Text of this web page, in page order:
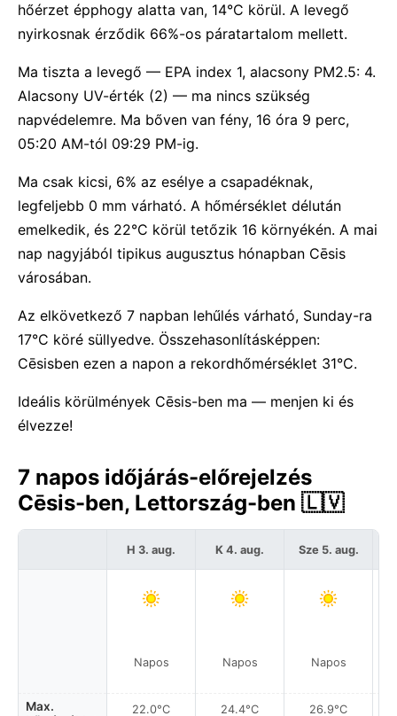
hőérzet épphogy alatta van, 14°C körül. A levegő
nyirkosnak érződik 66%-os páratartalom mellett.
Ma tiszta a levegő — EPA index 1, alacsony PM2.5: 4.
Alacsony UV-érték (2) — ma nincs szükség
napvédelemre. Ma bőven van fény, 16 óra 9 perc,
05:20 AM-tól 09:29 PM-ig.
Ma csak kicsi, 6% az esélye a csapadéknak,
legfeljebb 0 mm várható. A hőmérséklet délután
emelkedik, és 22°C körül tetőzik 16 környékén. A mai
nap nagyjából tipikus augusztus hónapban Cēsis
városában.
Az elkövetkező 7 napban lehűlés várható, Sunday-ra
17°C köré süllyedve. Összehasonlításképpen:
Cēsisben ezen a napon a rekordhőmérséklet 31°C.
Ideális körülmények Cēsis-ben ma — menjen ki és
élvezze!
7 napos időjárás-előrejelzés
Cēsis-ben, Lettország-ben 🇱🇻
Max.
H 3. aug.
Napos
22.0°C
K 4. aug.
Napos
24.4°C
Sze 5. aug.
Napos
26.9°C